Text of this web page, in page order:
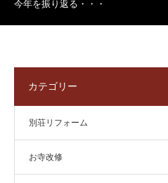
今年を振り返る・・・
カテゴリー
別荘リフォーム
お寺改修